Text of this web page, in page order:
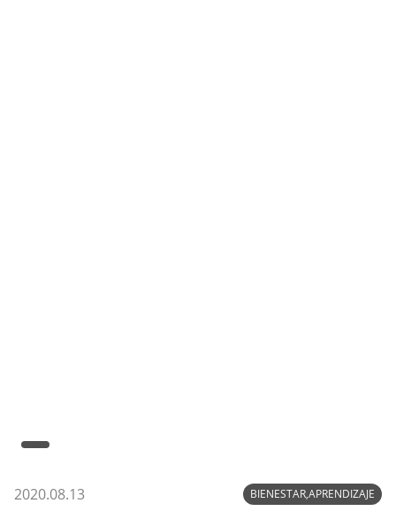
2020.08.13 BIENESTAR,APRENDIZAJE